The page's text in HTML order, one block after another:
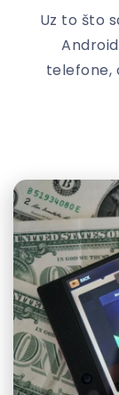
Uz to što
telefone,